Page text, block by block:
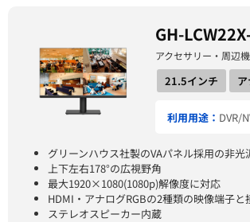
GH-
アクセサリー・周辺
21.5インチ
利用用途： DVR/
グリーンハウス社製のVAパネル採用の非
上下左右178°の広視野角
最大1920×1080(1080p)解像度に対応
HDMI・アナログRGBの2種類の映像端子と
ステレオスピーカー内蔵